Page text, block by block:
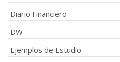
Diario Financiero
DW
Ejemplos de Estudio